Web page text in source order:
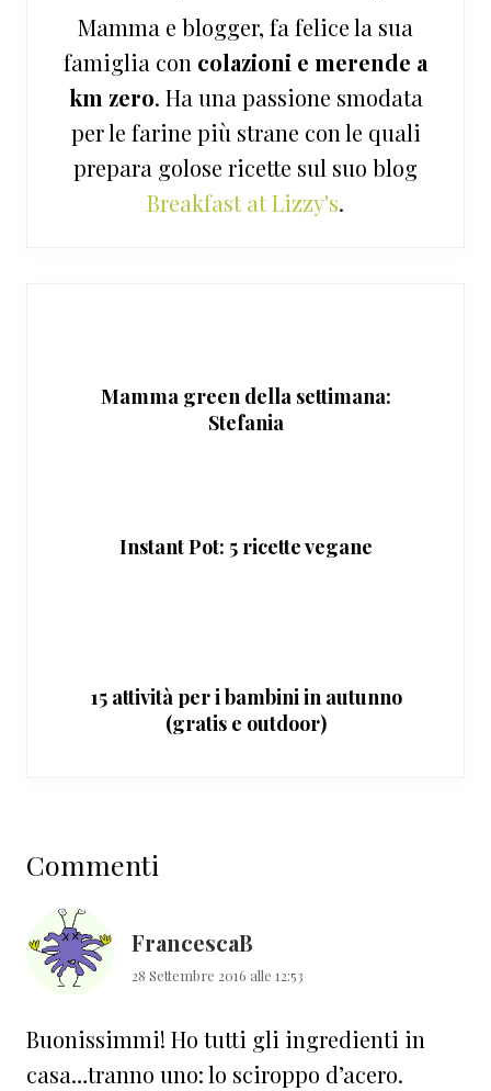
Mamma e blogger, fa felice la sua
famiglia con colazioni e merende a
km zero. Ha una passione smodata
per le farine più strane con le quali
prepara golose ricette sul suo blog
Breakfast at Lizzy's.
Mamma green della settimana:
Stefania
Instant Pot: 5 ricette vegane
15 attività per i bambini in autunno
(gratis e outdoor)
del
lettore
Commenti
FrancescaB
28 Settembre 2016 alle 12:53
Buonissimmi! Ho tutti gli ingredienti in
casa…tranno uno: lo sciroppo d’acero.